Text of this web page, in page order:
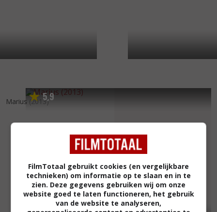
5,9
Marius (2013)
FilmTotaal gebruikt cookies (en vergelijkbare
technieken) om informatie op te slaan en in te
zien. Deze gegevens gebruiken wij om onze
website goed te laten functioneren, het gebruik
van de website te analyseren,